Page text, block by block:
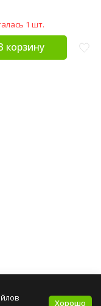
1 шт.
корзину
Хорошо